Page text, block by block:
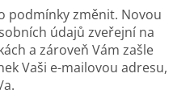
podmínky změnit. Novou
údajů zveřejní na
a zároveň Vám zašle
Vaši e-mailovou adresu,